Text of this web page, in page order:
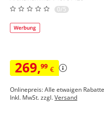
0/5
269,99 €
Onlinepreis: Alle etwaigen
Inkl. MwSt. zzgl.Versand